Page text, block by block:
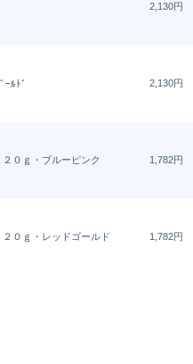
2,130円
ｰﾙﾄﾞ 2,130円
０ｇ・ブルーピンク 1,782円
０ｇ・レッドゴールド 1,782円